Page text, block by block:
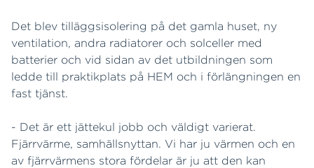
Det blev tilläggsisolering på det gamla huset, ny
ventilation, andra radiatorer och solceller med
batterier och vid sidan av det utbildningen som
ledde till praktikplats på HEM och i förlängningen en
fast tjänst.
- Det är ett jättekul jobb och väldigt varierat.
Fjärrvärme, samhällsnyttan. Vi har ju värmen och en
av fjärrvärmens stora fördelar är ju att den kan